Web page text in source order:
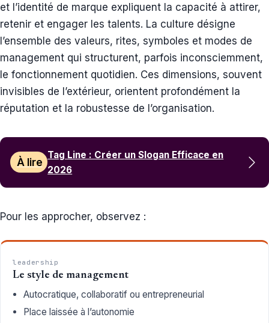
et l’identité de marque expliquent la capacité à attirer,
retenir et engager les talents. La culture désigne
l’ensemble des valeurs, rites, symboles et modes de
management qui structurent, parfois inconsciemment,
le fonctionnement quotidien. Ces dimensions, souvent
invisibles de l’extérieur, orientent profondément la
réputation et la robustesse de l’organisation.
À lire
Tag Line : Créer un Slogan Efficace en
2026
Pour les approcher, observez :
leadership
Le style de management
Autocratique, collaboratif ou entrepreneurial
Place laissée à l’autonomie